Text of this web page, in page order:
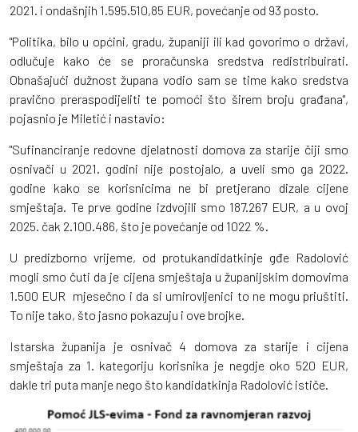
2021. i ondašnjih 1.595.510,85 EUR, povećanje od 93 posto.
"Politika, bilo u općini, gradu, županiji ili kad govorimo o državi,
odlučuje kako će se proračunska sredstva redistribuirati.
Obnašajući dužnost župana vodio sam se time kako sredstva
pravično preraspodijeliti te pomoći što širem broju građana",
pojasnio je Miletić i nastavio:
"Sufinanciranje redovne djelatnosti domova za starije čiji smo
osnivači u 2021. godini nije postojalo, a uveli smo ga 2022.
godine kako se korisnicima ne bi pretjerano dizale cijene
smještaja. Te prve godine izdvojili smo 187.267 EUR, a u ovoj
2025. čak 2.100.486, što je povećanje od 1022 %.
U predizborno vrijeme, od protukandidatkinje gđe Radolović
mogli smo čuti da je cijena smještaja u županijskim domovima
1.500 EUR mjesečno i da si umirovljenici to ne mogu priuštiti.
To nije tako, što jasno pokazuju i ove brojke.
Istarska županija je osnivač 4 domova za starije i cijena
smještaja za 1. kategoriju korisnika je negdje oko 520 EUR,
dakle tri puta manje nego što kandidatkinja Radolović ističe.